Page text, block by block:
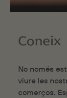
Coneix
No només
viure les
comerços.